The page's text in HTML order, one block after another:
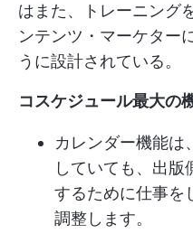
はまた、トレーニング
ンテンツ・マーケター
うに設計されている。
コスケジュール最大の
カレンダー機能は
していても、出版
するために仕事を
調整します。